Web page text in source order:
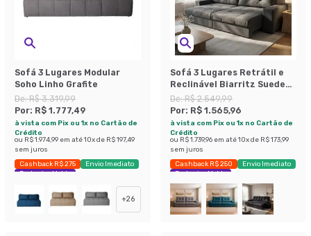
Sofá 3 Lugares Modular
Soho Linho Grafite
De:R$ 3.319,99
Por: R$ 1.777,49
à vista com Pix ou 1x no Cartão de
Crédito
ou R$ 1.974,99 em até10x de R$ 197,49
sem juros
Cashback R$ 275
Envio Imediato
Exclusivo Mobly
+26
Sofá 3 Lugares Retrátil e
Reclinável Biarritz Suede
Grafite
De:R$ 2.549,99
Por: R$ 1.565,96
à vista com Pix ou 1x no Cartão de
Crédito
ou R$ 1.739,96 em até10x de R$ 173,99
sem juros
Cashback R$ 250
Envio Imediato
Exclusivo Mobly